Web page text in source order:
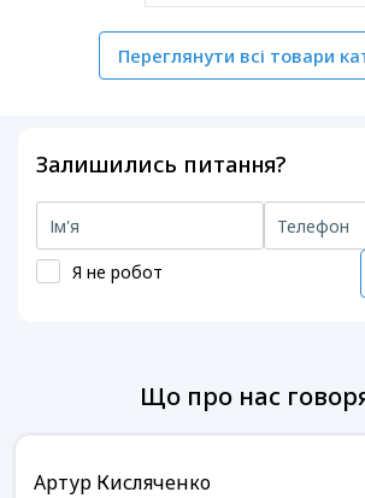
Переглянути всі товари
Залишились питання?
Я не робот
Що про нас
Артур Кисляченко